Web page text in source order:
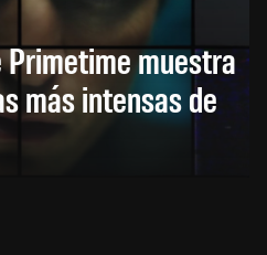
muestra
más intensas de